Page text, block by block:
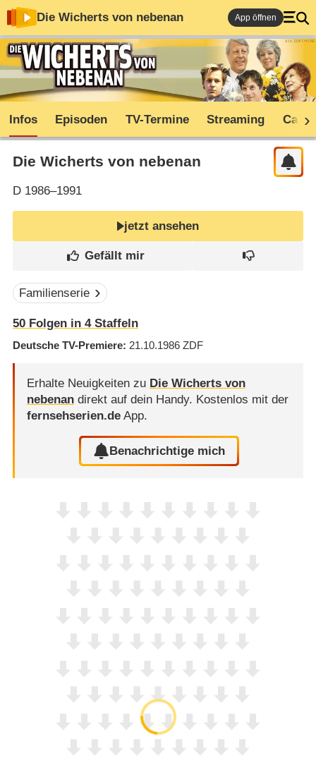
Die Wicherts von nebenan App öffnen
Infos Episoden TV-Termine Streaming Cast
Die Wicherts von nebenan
D1986–1991
jetzt ansehen
Familienserie
50Folgen in 4Staffeln
Deutsche TV-Premiere 21.10.1986 ZDF
Erhalte Neuigkeiten zu Die Wicherts von
nebenandirekt auf dein Handy. Kostenlos mit der
fernsehserien.deApp.
Benachrichtige mich